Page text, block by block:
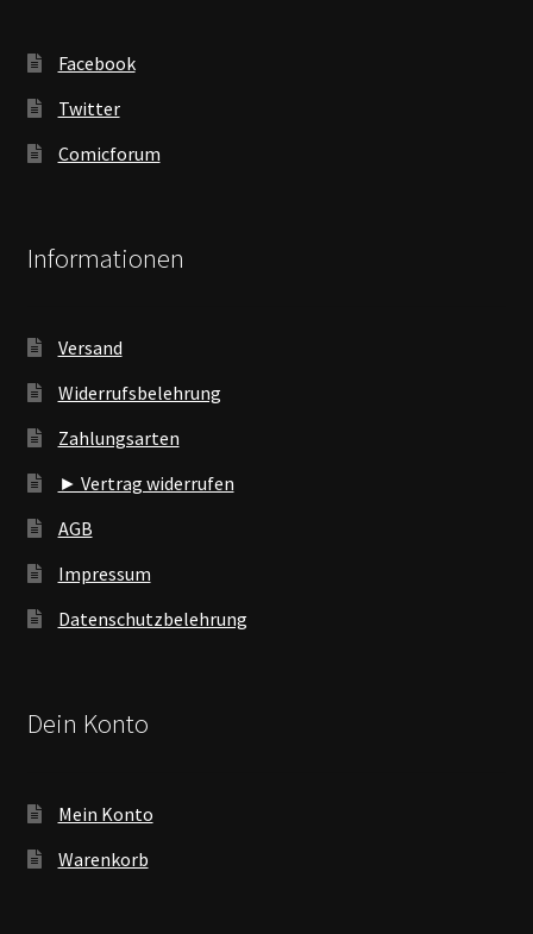
Facebook
Twitter
Comicforum
Informationen
Versand
Widerrufsbelehrung
Zahlungsarten
► Vertrag widerrufen
AGB
Impressum
Datenschutzbelehrung
Dein Konto
Mein Konto
Warenkorb